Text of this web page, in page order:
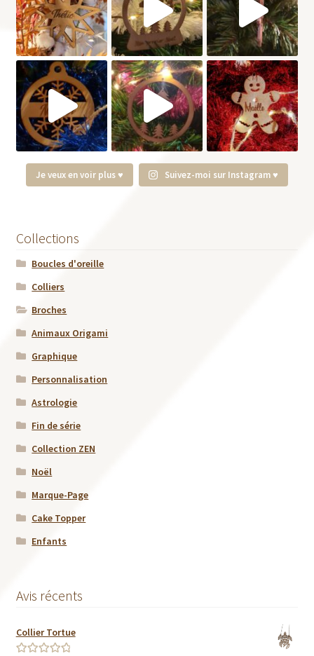
Je veux en voir plus ♥ Suivez-moi sur Instagram ♥
Collections
Boucles d'oreille
Colliers
Broches
Animaux Origami
Graphique
Personnalisation
Astrologie
Fin de série
Collection ZEN
Noël
Marque-Page
Cake Topper
Enfants
Avis récents
Collier Tortue